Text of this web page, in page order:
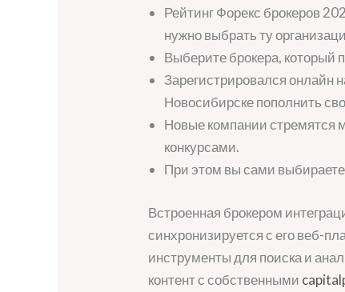
Рейтинг Форекс брокеров
нужно выбрать ту
Выберите брокера, который
Зарегистрировался онлайн
Новосибирске пополнить
Новые компании стремятся
конкурсами.
При этом вы сами
Встроенная брокером
синхронизируется с его веб-
инструменты для поиска и
контент с собственными